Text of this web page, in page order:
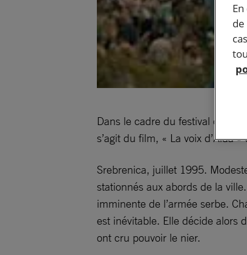
Dans le cadre du festival
s’agit du film, « La voix d’Aida
Srebrenica, juillet 1995.
stationnés aux abords de la
imminente de l’armée serbe.
est inévitable. Elle décide alors
ont cru pouvoir le nier.